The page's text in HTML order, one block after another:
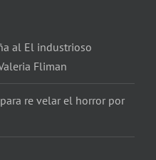
al El industrioso
Fliman
re velar el horror por